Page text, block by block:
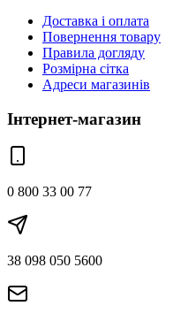
Доставка і оплата
Повернення товару
Правила догляду
Розмірна сітка
Адреси магазинів
Інтернет-магазин
0 800 33 00 77
38 098 050 5600